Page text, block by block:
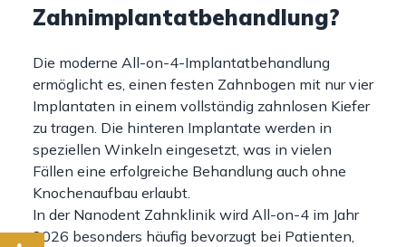
Zahnimplantatbehandlung?
Die moderne All-on-4-Implantatbehandlung
ermöglicht es, einen festen Zahnbogen mit nur vier
Implantaten in einem vollständig zahnlosen Kiefer
zu tragen. Die hinteren Implantate werden in
speziellen Winkeln eingesetzt, was in vielen
Fällen eine erfolgreiche Behandlung auch ohne
Knochenaufbau erlaubt.
In der Nanodent Zahnklinik wird All-on-4 im Jahr
2026 besonders häufig bevorzugt bei Patienten,